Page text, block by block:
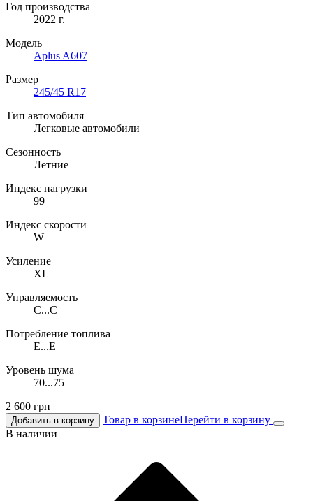
Год производства
2022 г.
Модель
Aplus A607
Размер
245/45 R17
Тип автомобиля
Легковые автомобили
Сезонность
Летние
Индекс нагрузки
99
Индекс скорости
W
Усиление
XL
Управляемость
C...C
Потребление топлива
E...E
Уровень шума
70...75
2 600 грн
Добавить в корзину Товар в корзинеПерейти в корзину
В наличии